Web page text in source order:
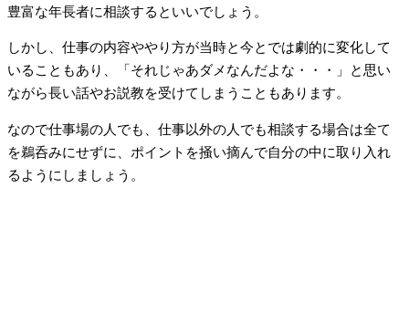
豊富な年長者に相談するといいでしょう。
しかし、仕事の内容ややり方が当時と今とでは劇的に変化して
いることもあり、「それじゃあダメなんだよな・・・」と思い
ながら長い話やお説教を受けてしまうこともあります。
なので仕事場の人でも、仕事以外の人でも相談する場合は全て
を鵜呑みにせずに、ポイントを掻い摘んで自分の中に取り入れ
るようにしましょう。